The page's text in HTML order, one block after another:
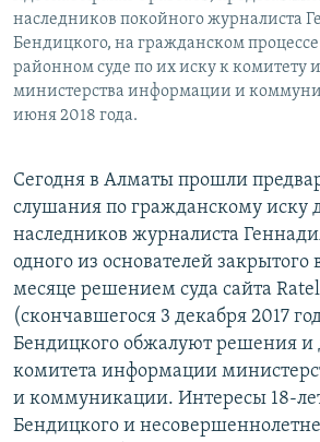
наследников покойного журналиста
Бендицкого, на гражданском процессе
районном суде по их иску к комитету
министерства информации и
июня 2018 года.
Сегодня в Алматы прошли
слушания по гражданскому иску
наследников журналиста
одного из основателей
месяце решением суда сайта
(скончавшегося 3 декабря 2017
Бендицкого обжалуют решения и
комитета информации
и коммуникации. Интересы 18-
Бендицкого и